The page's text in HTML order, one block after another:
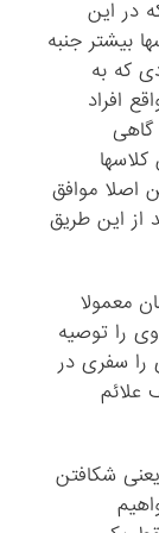
در این
بیشتر جنبه
که به
افراد
گاهی
اصلا موافق
از این طریق
معمولا
را توصیه
را سفری در
علائم
شکافتن